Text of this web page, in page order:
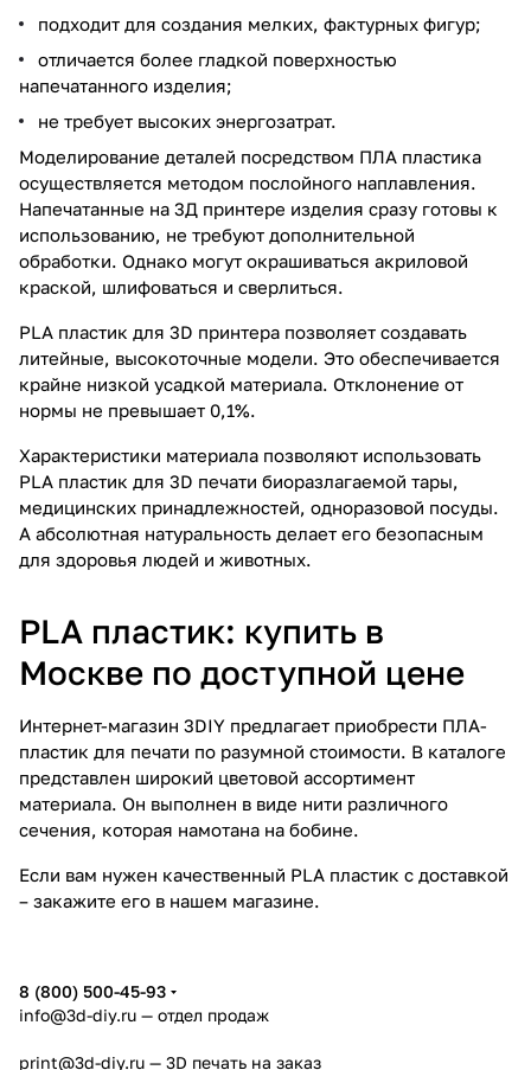
подходит для создания мелких, фактурных фигур;
отличается более гладкой поверхностью
напечатанного изделия;
не требует высоких энергозатрат.
Моделирование деталей посредством ПЛА пластика
осуществляется методом послойного наплавления.
Напечатанные на 3Д принтере изделия сразу готовы к
использованию, не требуют дополнительной
обработки. Однако могут окрашиваться акриловой
краской, шлифоваться и сверлиться.
PLA пластик для 3D принтера позволяет создавать
литейные, высокоточные модели. Это обеспечивается
крайне низкой усадкой материала. Отклонение от
нормы не превышает 0,1%.
Характеристики материала позволяют использовать
PLA пластик для 3D печати биоразлагаемой тары,
медицинских принадлежностей, одноразовой посуды.
А абсолютная натуральность делает его безопасным
для здоровья людей и животных.
PLA пластик: купить в
Москве по доступной цене
Интернет-магазин 3DIY предлагает приобрести ПЛА-
пластик для печати по разумной стоимости. В каталоге
представлен широкий цветовой ассортимент
материала. Он выполнен в виде нити различного
сечения, которая намотана на бобине.
Если вам нужен качественный PLA пластик с доставкой
– закажите его в нашем магазине.
8 (800) 500-45-93
info@3d-diy.ru — отдел продаж
print@3d-diy.ru — 3D печать на заказ